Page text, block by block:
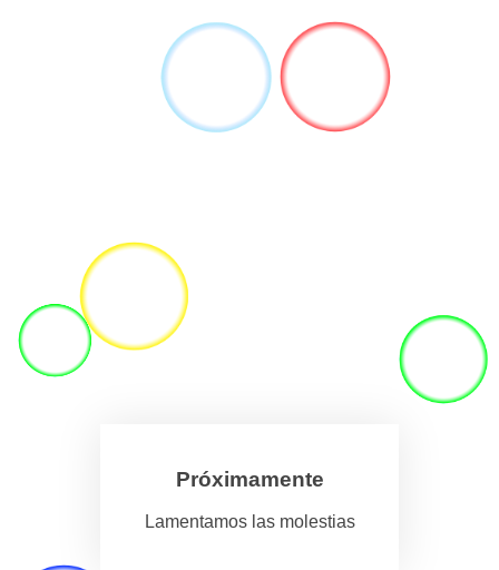
Próximamente
Lamentamos las molestias